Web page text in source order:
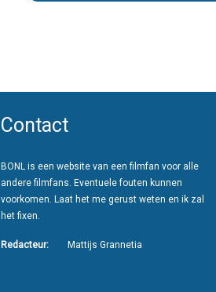
Contact
BONL is een website van een filmfan voor alle
andere filmfans. Eventuele fouten kunnen
voorkomen. Laat het me gerust weten en ik zal
het fixen.
Redacteur: Mattijs Grannetia